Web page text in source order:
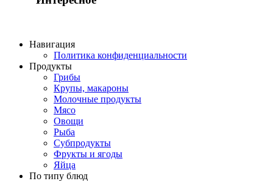
Навигация
Политика конфиденциальности
Продукты
Грибы
Крупы, макароны
Молочные продукты
Мясо
Овощи
Рыба
Субпродукты
Фрукты и ягоды
Яйца
По типу блюд